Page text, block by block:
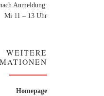
Upcycling-Werkstatt Aus
Kastanienallee 53, 12627
Berlin, Hellersdorf-Nord
Dienstag 10 – 13 Uhr Freitag
Anmeldung:
Mi 11 – 13 Uhr
WEITERE
Homepage